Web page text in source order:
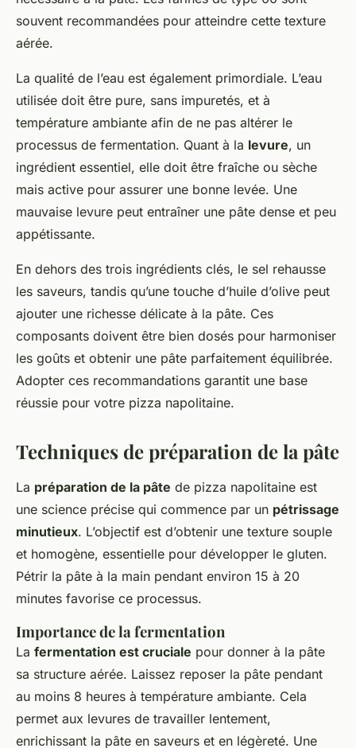
souvent recommandées pour atteindre cette texture
aérée.
La qualité de l’eau est également primordiale. L’eau
utilisée doit être pure, sans impuretés, et à
température ambiante afin de ne pas altérer le
processus de fermentation. Quant à la levure, un
ingrédient essentiel, elle doit être fraîche ou sèche
mais active pour assurer une bonne levée. Une
mauvaise levure peut entraîner une pâte dense et peu
appétissante.
En dehors des trois ingrédients clés, le sel rehausse
les saveurs, tandis qu’une touche d’huile d’olive peut
ajouter une richesse délicate à la pâte. Ces
composants doivent être bien dosés pour harmoniser
les goûts et obtenir une pâte parfaitement équilibrée.
Adopter ces recommandations garantit une base
réussie pour votre pizza napolitaine.
Techniques de préparation de la pâte
La préparation de la pâte de pizza napolitaine est
une science précise qui commence par un pétrissage
minutieux. L’objectif est d’obtenir une texture souple
et homogène, essentielle pour développer le gluten.
Pétrir la pâte à la main pendant environ 15 à 20
minutes favorise ce processus.
Importance de la fermentation
La fermentation est cruciale pour donner à la pâte
sa structure aérée. Laissez reposer la pâte pendant
au moins 8 heures à température ambiante. Cela
permet aux levures de travailler lentement,
enrichissant la pâte en saveurs et en légèreté. Une